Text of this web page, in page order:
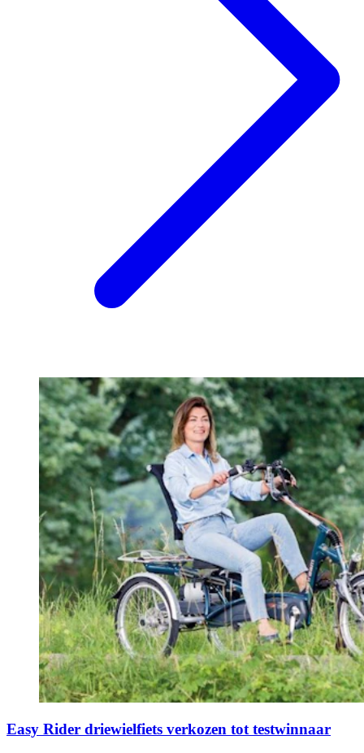
Easy Rider driewielfiets verkozen tot testwinnaar